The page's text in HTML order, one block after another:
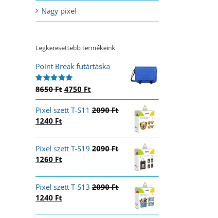
Nagy pixel
Legkeresettebb termékeink
Point Break futártáska
Értékelés:
8650Ft Original
price
was:
4750 Ft
price
is:
Pixel szett T-S11 2090Ft
Original
2090 Ft.
1240 Ft
1240 Ft.
Pixel szett T-S19 2090Ft
Original
2090 Ft.
1260 Ft
1260 Ft.
Pixel szett T-S13 2090Ft
Original
1240 Ft